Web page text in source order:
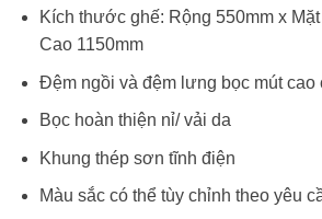
Kích thước ghế: Rộng 550mm x
Cao 1150mm
Đệm ngồi và đệm lưng bọc mút cao
Bọc hoàn thiện nỉ/ vải da
Khung thép sơn tĩnh điện
Màu sắc có thể tùy chỉnh theo yêu